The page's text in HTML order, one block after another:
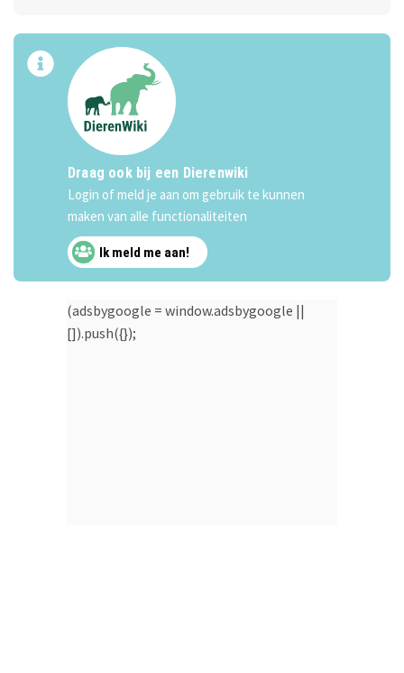
Draag ook bij een Dierenwiki
Login of meld je aan om gebruik te kunnen
maken van alle functionaliteiten
Ik meld me aan!
(adsbygoogle = window.adsbygoogle ||
[]).push({});